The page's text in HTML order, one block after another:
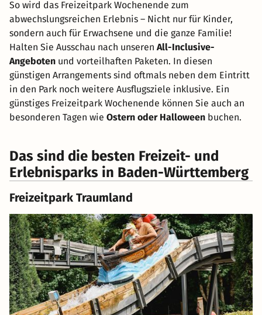
So wird das Freizeitpark Wochenende zum
abwechslungsreichen Erlebnis – Nicht nur für Kinder,
sondern auch für Erwachsene und die ganze Familie!
Halten Sie Ausschau nach unseren All-Inclusive-
Angeboten und vorteilhaften Paketen. In diesen
günstigen Arrangements sind oftmals neben dem Eintritt
in den Park noch weitere Ausflugsziele inklusive. Ein
günstiges Freizeitpark Wochenende können Sie auch an
besonderen Tagen wie Ostern oder Halloween buchen.
Das sind die besten Freizeit- und
Erlebnisparks in Baden-Württemberg
Freizeitpark Traumland